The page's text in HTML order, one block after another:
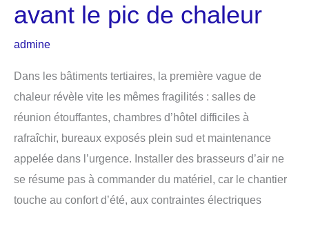
avant le pic de chaleur
admine
Dans les bâtiments tertiaires, la première vague de
chaleur révèle vite les mêmes fragilités : salles de
réunion étouffantes, chambres d’hôtel difficiles à
rafraîchir, bureaux exposés plein sud et maintenance
appelée dans l’urgence. Installer des brasseurs d’air ne
se résume pas à commander du matériel, car le chantier
touche au confort d’été, aux contraintes électriques